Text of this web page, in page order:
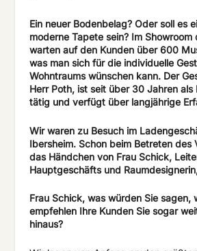
Ein neuer Bodenbelag? Oder soll es
moderne Tapete sein? Im Showroom
warten auf den Kunden über 600
was man sich für die individuelle
Wohntraums wünschen kann. Der
Herr Poth, ist seit über 30 Jahren als
tätig und verfügt über langjährige
Wir waren zu Besuch im
Ibersheim. Schon beim Betreten des
das Händchen von Frau Schick,
Hauptgeschäfts und
Frau Schick, was würden Sie sagen,
empfehlen Ihre Kunden Sie sogar
hinaus?